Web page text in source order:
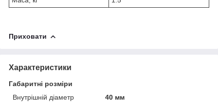
Приховати
Характеристики
Габаритні розміри
Внутрішній діаметр
40 мм